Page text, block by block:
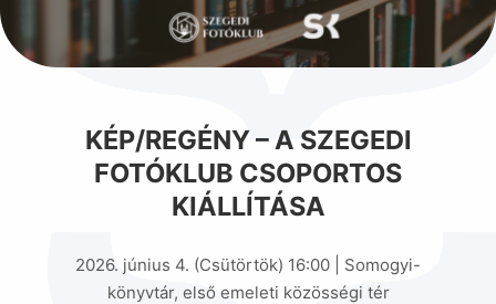
KÉP/REGÉNY – A SZEGEDI
FOTÓKLUB CSOPORTOS
KIÁLLÍTÁSA
2026. június 4. (Csütörtök) 16:00 | Somogyi-
könyvtár, első emeleti közösségi tér